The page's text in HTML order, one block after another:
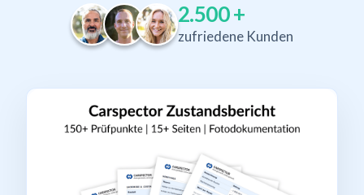
2.500+
zufriedene Kunden